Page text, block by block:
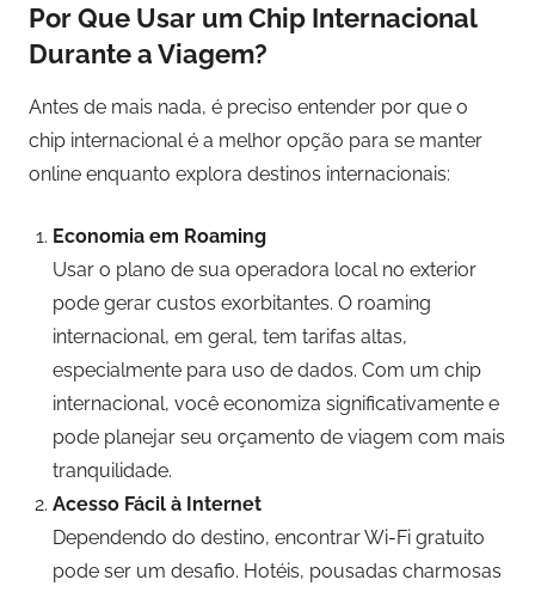
Por Que Usar um Chip Internacional
Durante a Viagem?
Antes de mais nada, é preciso entender por que o
chip internacional é a melhor opção para se manter
online enquanto explora destinos internacionais:
Economia em Roaming
Usar o plano de sua operadora local no exterior
pode gerar custos exorbitantes. O roaming
internacional, em geral, tem tarifas altas,
especialmente para uso de dados. Com um chip
internacional, você economiza significativamente e
pode planejar seu orçamento de viagem com mais
tranquilidade.
Acesso Fácil à Internet
Dependendo do destino, encontrar Wi-Fi gratuito
pode ser um desafio. Hotéis, pousadas charmosas